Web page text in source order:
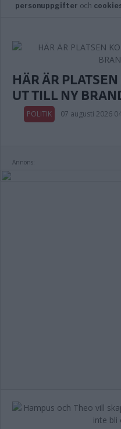
HÄR ÄR
UT TILL NY
POLITIK 07 augusti 2026
Annons: